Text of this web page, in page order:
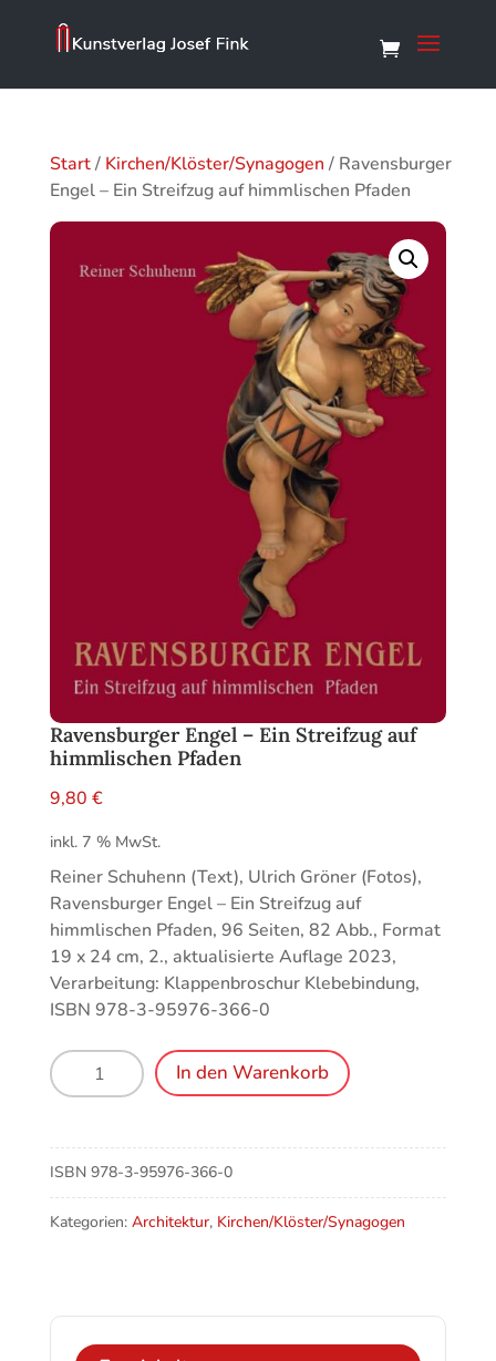
Start/ Kirchen/Klöster/Synagogen / Ravensburger
Engel – Ein Streifzug auf himmlischen Pfaden
Ravensburger Engel – Ein Streifzug auf
himmlischen Pfaden
9,80 €
inkl. 7 % MwSt.
Reiner Schuhenn (Text), Ulrich Gröner (Fotos),
Ravensburger Engel – Ein Streifzug auf
himmlischen Pfaden, 96 Seiten, 82 Abb., Format
19 x 24 cm, 2., aktualisierte Auflage 2023,
Verarbeitung: Klappenbroschur Klebebindung,
ISBN 978-3-95976-366-0
Ravensburger
Engel
Ein
Streifzug
auf
himmlischen
In den Warenkorb
ISBN 978-3-95976-366-0
Kategorien: Architektur, Kirchen/Klöster/Synagogen